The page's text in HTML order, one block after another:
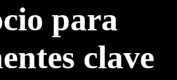
para
clave